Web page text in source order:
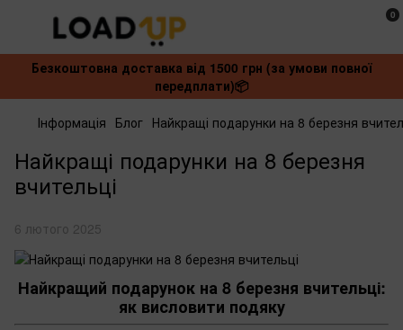
0
Безкоштовна доставка від 1500 грн (за умови повної
передплати)📦
Інформація Блог Найкращі подарунки на 8 березня
Найкращі подарунки на 8 березня
вчительці
6 лютого 2025
Найкращий подарунок на 8 березня вчительці:
як висловити подяку